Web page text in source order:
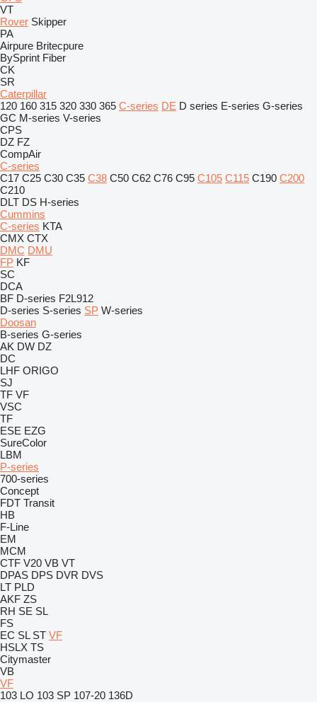
VT
Rover Skipper
PA
Airpure Britecpure
BySprint Fiber
CK
SR
Caterpillar
120 160 315 320 330 365 C-series DE D series E-series G-series
GC M-series V-series
CPS
DZ FZ
CompAir
C-series
C17 C25 C30 C35 C38 C50 C62 C76 C95 C105 C115 C190 C200
C210
DLT DS H-series
Cummins
C-series KTA
CMX CTX
DMC DMU
FP KF
SC
DCA
BF D-series F2L912
D-series S-series SP W-series
Doosan
B-series G-series
AK DW DZ
DC
LHF ORIGO
SJ
TF VF
VSC
TF
ESE EZG
SureColor
LBM
P-series
700-series
Concept
FDT Transit
HB
F-Line
EM
MCM
CTF V20 VB VT
DPAS DPS DVR DVS
LT PLD
AKF ZS
RH SE SL
FS
EC SL ST VF
HSLX TS
Citymaster
VB
VF
103 LO 103 SP 107-20 136D